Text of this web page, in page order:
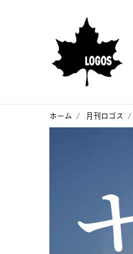
ホーム 月刊ロゴス